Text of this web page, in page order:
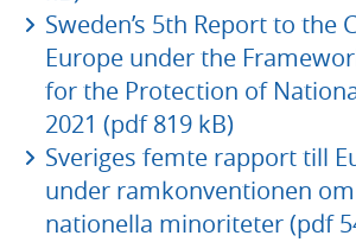
Sweden’s 5th Report to the
Europe under the
for the Protection of
2021 (pdf 819 kB)
Sveriges femte rapport till
under ramkonventionen
nationella minoriteter (pdf